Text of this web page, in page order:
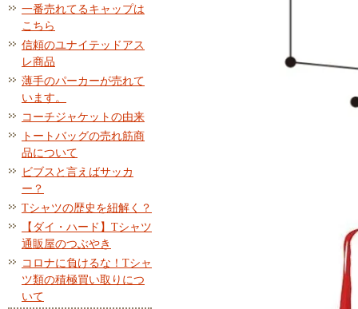
一番売れてるキャップは
こちら
信頼のユナイテッドアス
レ商品
薄手のパーカーが売れて
います。
コーチジャケットの由来
トートバッグの売れ筋商
品について
ビブスと言えばサッカ
ー？
Tシャツの歴史を紐解く？
【ダイ・ハード】Tシャツ
通販屋のつぶやき
コロナに負けるな！Tシャ
ツ類の積極買い取りにつ
いて